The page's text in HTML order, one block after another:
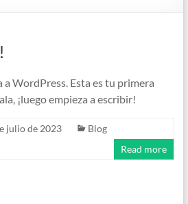
a WordPress. Esta es tu primera
¡luego empieza a escribir!
julio de 2023
Blog
Read more